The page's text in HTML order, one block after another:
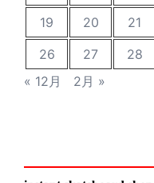
19
20 21
26
27 28
« 12月
2月 »